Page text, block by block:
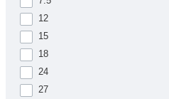
12
15
18
24
27